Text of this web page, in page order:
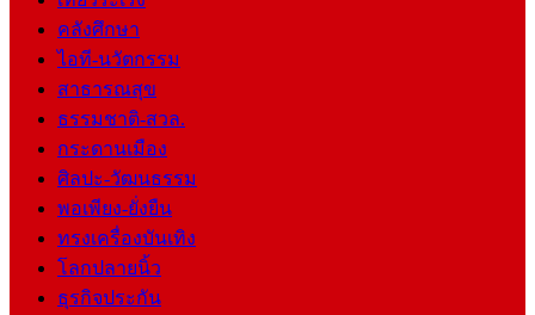
คลังศึกษา
ไอที-นวัตกรรม
สาธารณสุข
ธรรมชาติ-สวล.
กระดานเมือง
ศิลปะ-วัฒนธรรม
พอเพียง-ยั่งยืน
ทรงเครื่องบันเทิง
โลกปลายนิ้ว
ธุรกิจประกัน